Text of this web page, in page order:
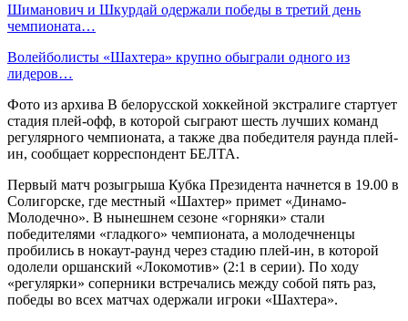
Шиманович и Шкурдай одержали победы в третий день
чемпионата…
Волейболисты «Шахтера» крупно обыграли одного из
лидеров…
Фото из архива В белорусской хоккейной экстралиге стартует
стадия плей-офф, в которой сыграют шесть лучших команд
регулярного чемпионата, а также два победителя раунда плей-
ин, сообщает корреспондент БЕЛТА.
Первый матч розыгрыша Кубка Президента начнется в 19.00 в
Солигорске, где местный «Шахтер» примет «Динамо-
Молодечно». В нынешнем сезоне «горняки» стали
победителями «гладкого» чемпионата, а молодечненцы
пробились в нокаут-раунд через стадию плей-ин, в которой
одолели оршанский «Локомотив» (2:1 в серии). По ходу
«регулярки» соперники встречались между собой пять раз,
победы во всех матчах одержали игроки «Шахтера».